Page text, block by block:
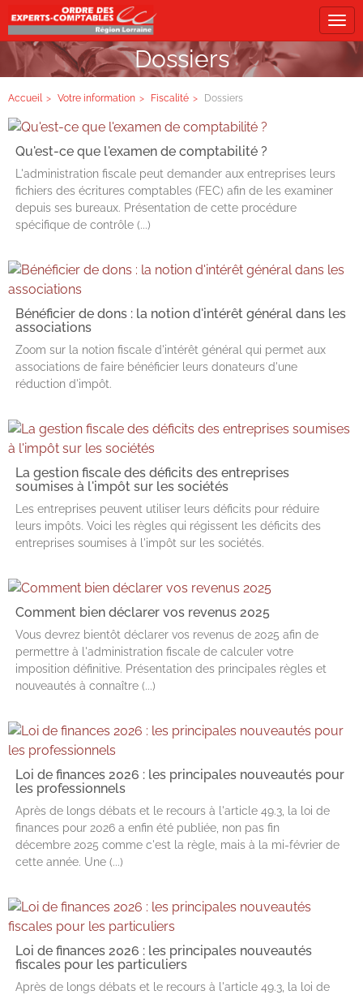
Dossiers
Accueil Votre information Fiscalité Dossiers
Qu'est-ce que l'examen de comptabilité ?
L'administration fiscale peut demander aux entreprises leurs
fichiers des écritures comptables (FEC) afin de les examiner
depuis ses bureaux. Présentation de cette procédure
spécifique de contrôle (...)
Bénéficier de dons : la notion d'intérêt général dans les
associations
Zoom sur la notion fiscale d'intérêt général qui permet aux
associations de faire bénéficier leurs donateurs d'une
réduction d'impôt.
La gestion fiscale des déficits des entreprises
soumises à l'impôt sur les sociétés
Les entreprises peuvent utiliser leurs déficits pour réduire
leurs impôts. Voici les règles qui régissent les déficits des
entreprises soumises à l'impôt sur les sociétés.
Comment bien déclarer vos revenus 2025
Vous devrez bientôt déclarer vos revenus de 2025 afin de
permettre à l'administration fiscale de calculer votre
imposition définitive. Présentation des principales règles et
nouveautés à connaître (...)
Loi de finances 2026 : les principales nouveautés pour
les professionnels
Après de longs débats et le recours à l'article 49.3, la loi de
finances pour 2026 a enfin été publiée, non pas fin
décembre 2025 comme c'est la règle, mais à la mi-février de
cette année. Une (...)
Loi de finances 2026 : les principales nouveautés
fiscales pour les particuliers
Après de longs débats et le recours à l'article 49.3, la loi de